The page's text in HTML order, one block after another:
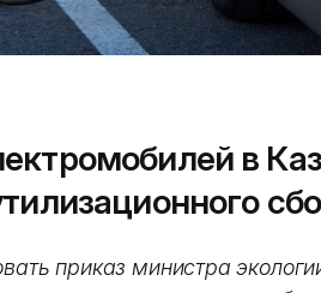
в
приказ министра